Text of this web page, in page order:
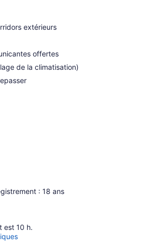
extérieurs
offertes
de la climatisation)
: 18 ans
est 10 h.